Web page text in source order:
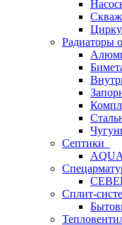
Радиаторы
Септики
Сплит-